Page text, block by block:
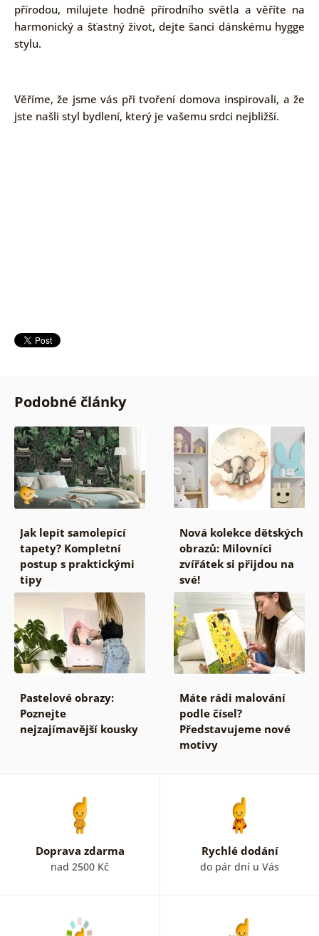
přírodou, milujete hodně přírodního světla a věříte na
harmonický a šťastný život, dejte šanci dánskému hygge
stylu.
Věříme, že jsme vás při tvoření domova inspirovali, a že
jste našli styl bydlení, který je vašemu srdci nejbližší.
Podobné články
Jak lepit samolepící
tapety? Kompletní
postup s praktickými
tipy
Nová kolekce dětských
obrazů: Milovníci
zvířátek si přijdou na
své!
Pastelové obrazy:
Poznejte
nejzajímavější kousky
Máte rádi malování
podle čísel?
Představujeme nové
motivy
Doprava zdarma
nad 2500 Kč
Rychlé dodání
do pár dní u Vás